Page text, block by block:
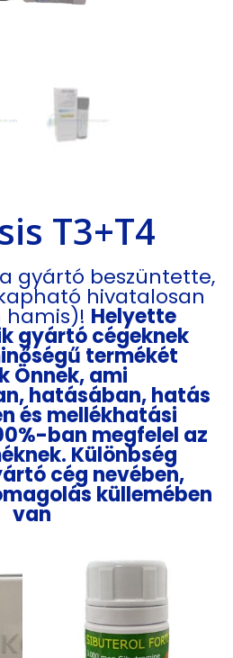
T3+T4
gyártó beszüntette,
hivatalosan
Helyette
gyártó cégeknek
termékét
Önnek, ami
hatásában, hatás
és mellékhatási
ban megfelel az
Különbség
cég nevében,
küllemében
van